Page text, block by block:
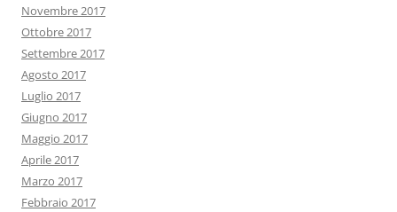
Novembre 2017
Ottobre 2017
Settembre 2017
Agosto 2017
Luglio 2017
Giugno 2017
Maggio 2017
Aprile 2017
Marzo 2017
Febbraio 2017